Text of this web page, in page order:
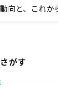
向と、これか
がす